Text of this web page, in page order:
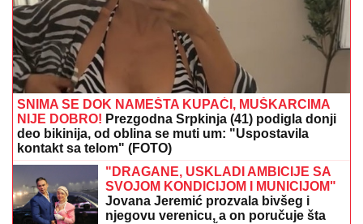
SNIMA SE DOK NAMEŠTA KUPAĆI, MUŠKARCIMA
NIJE DOBRO! Prezgodna Srpkinja (41) podigla donji
deo bikinija, od oblina se muti um: "Uspostavila
kontakt sa telom" (FOTO)
"DRAGANE, USKLADI AMBICIJE SA
SVOJOM KONDICIJOM I MUNICIJOM"
Jovana Jeremić prozvala bivšeg i
njegovu verenicu, a on poručuje šta